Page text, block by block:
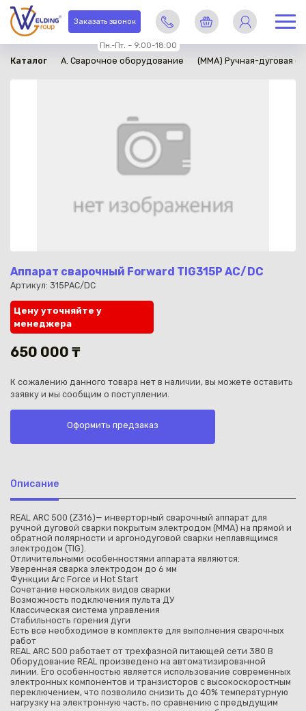
Заказать звонок
Пн.-Пт. – 9:00-18:00
Каталог A. Сварочное оборудование (ММА) Ручная-дуговая
Аппарат сварочный Forward TIG315P AC/DC
Артикул: 315PAC/DC
в наличии
Цену уточняйте у
менеджера
650 000 ₸
К сожалению данного товара нет в наличии, вы можете оставить
заявку и мы сообщим о поступлении.
Оформить предзаказ
Описание
REAL ARC 500 (Z316)— инверторный сварочный аппарат для
ручной дуговой сварки покрытым электродом (MMA) на прямой и
обратной полярности и аргонодуговой сварки неплавящимся
электродом (TIG).
Отличительными особенностями аппарата являются:
Уверенная сварка электродом до 6 мм
Функции Arc Force и Hot Start
Сочетание нескольких видов сварки
Возможность подключения пульта ДУ
Классическая система управления
Стабильность горения дуги
Есть все необходимое в комплекте для выполнения сварочных
работ
REAL ARC 500 работает от трехфазной питающей сети 380 В
Оборудование REAL произведено на автоматизированной
линии. Его особенностью является использование современных
электронных компонентов и транзисторов с высокоскоростным
переключением, что позволило снизить до 40% температурную
нагрузку на электронную часть, по сравнению с предыдущим